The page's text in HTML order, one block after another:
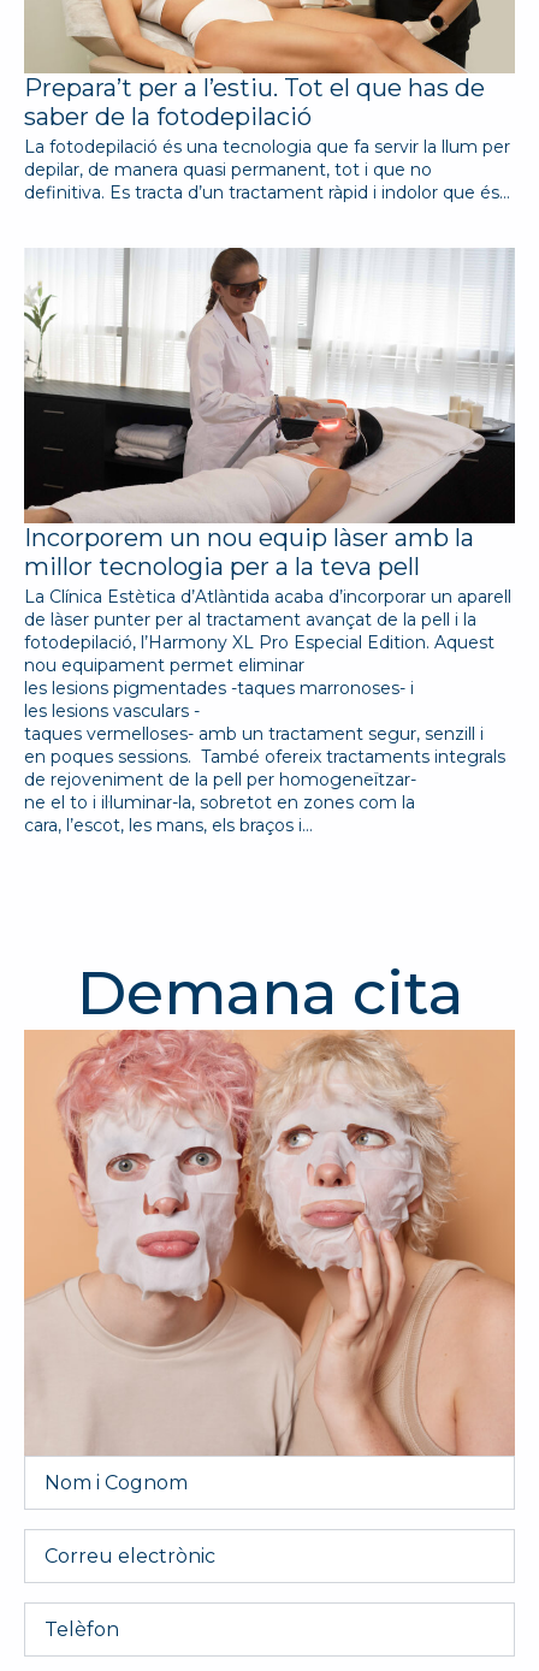
Prepara’t per a l’estiu. Tot el que has de
saber de la fotodepilació
La fotodepilació és una tecnologia que fa servir la llum per
depilar, de manera quasi permanent, tot i que no
definitiva. Es tracta d’un tractament ràpid i indolor que és…
Incorporem un nou equip làser amb la
millor tecnologia per a la teva pell
La Clínica Estètica d’Atlàntida acaba d’incorporar un aparell
de làser punter per al tractament avançat de la pell i la
fotodepilació, l’Harmony XL Pro Especial Edition. Aquest
nou equipament permet eliminar
les lesions pigmentades -taques marronoses- i
les lesions vasculars -
taques vermelloses- amb un tractament segur, senzill i
en poques sessions. També ofereix tractaments integrals
de rejoveniment de la pell per homogeneïtzar-
ne el to i il·luminar-la, sobretot en zones com la
cara, l’escot, les mans, els braços i…
Demana cita
Nom
Email
Telèfon